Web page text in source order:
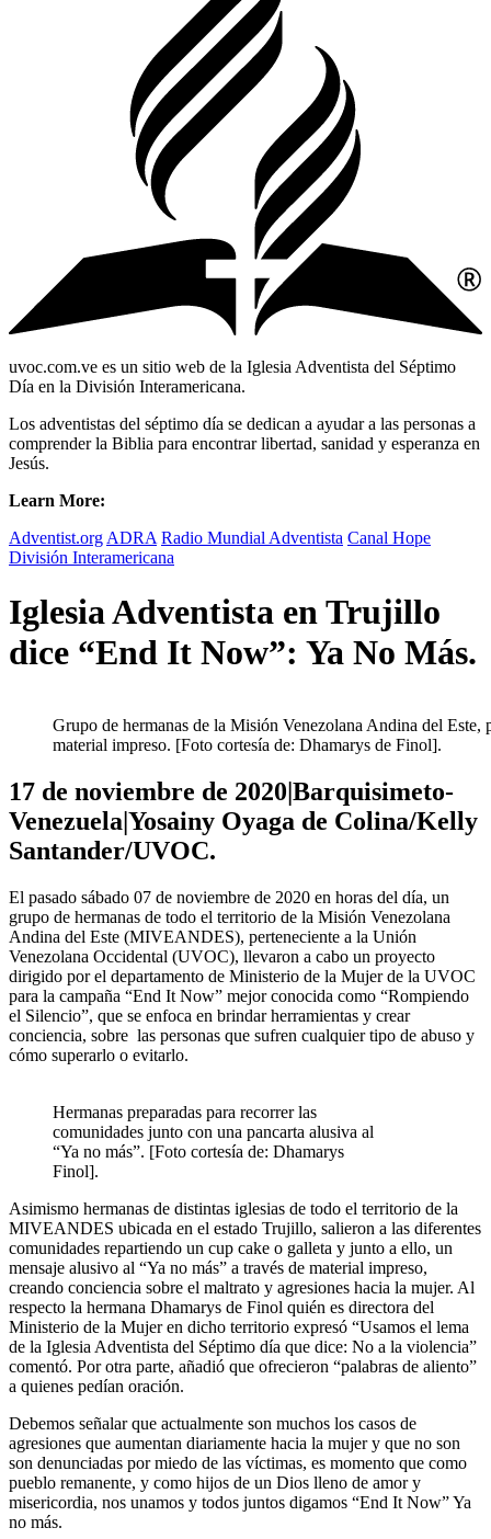
uvoc.com.ve es un sitio web de la Iglesia Adventista del Séptimo
Día en la División Interamericana.
Los adventistas del séptimo día se dedican a ayudar a las personas a
comprender la Biblia para encontrar libertad, sanidad y esperanza en
Jesús.
Learn More:
Adventist.org ADRA Radio Mundial Adventista Canal Hope
División Interamericana
Iglesia Adventista en Trujillo
dice “End It Now”: Ya No Más.
Grupo de hermanas de la Misión Venezolana Andina del Este,
material impreso. [Foto cortesía de: Dhamarys de Finol].
17 de noviembre de 2020|Barquisimeto-
Venezuela|Yosainy Oyaga de Colina/Kelly
Santander/UVOC.
El pasado sábado 07 de noviembre de 2020 en horas del día, un
grupo de hermanas de todo el territorio de la Misión Venezolana
Andina del Este (MIVEANDES), perteneciente a la Unión
Venezolana Occidental (UVOC), llevaron a cabo un proyecto
dirigido por el departamento de Ministerio de la Mujer de la UVOC
para la campaña “End It Now” mejor conocida como “Rompiendo
el Silencio”, que se enfoca en brindar herramientas y crear
conciencia, sobre las personas que sufren cualquier tipo de abuso y
cómo superarlo o evitarlo.
Hermanas preparadas para recorrer las
comunidades junto con una pancarta alusiva al
“Ya no más”. [Foto cortesía de: Dhamarys
Finol].
Asimismo hermanas de distintas iglesias de todo el territorio de la
MIVEANDES ubicada en el estado Trujillo, salieron a las diferentes
comunidades repartiendo un cup cake o galleta y junto a ello, un
mensaje alusivo al “Ya no más” a través de material impreso,
creando conciencia sobre el maltrato y agresiones hacia la mujer. Al
respecto la hermana Dhamarys de Finol quién es directora del
Ministerio de la Mujer en dicho territorio expresó “Usamos el lema
de la Iglesia Adventista del Séptimo día que dice: No a la violencia”
comentó. Por otra parte, añadió que ofrecieron “palabras de aliento”
a quienes pedían oración.
Debemos señalar que actualmente son muchos los casos de
agresiones que aumentan diariamente hacia la mujer y que no son
son denunciadas por miedo de las víctimas, es momento que como
pueblo remanente, y como hijos de un Dios lleno de amor y
misericordia, nos unamos y todos juntos digamos “End It Now” Ya
no más.